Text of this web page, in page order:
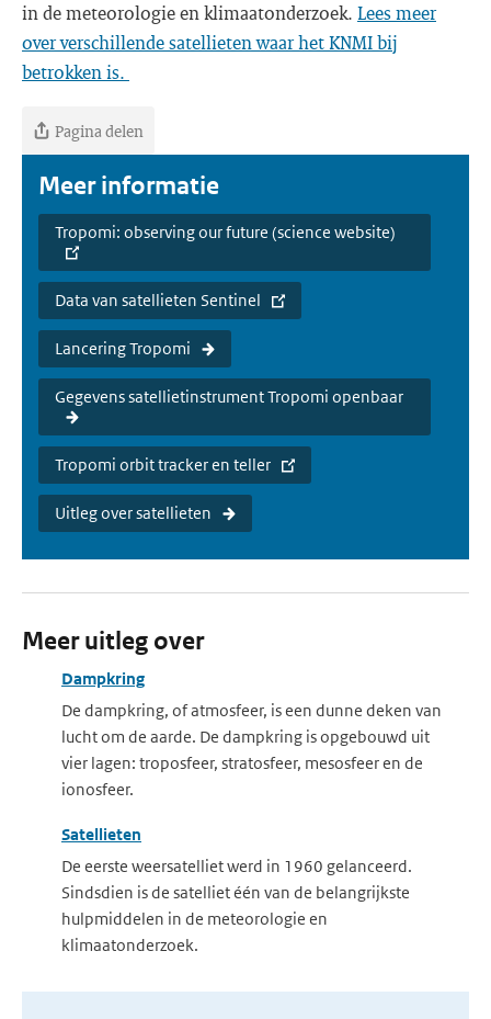
in de meteorologie en klimaatonderzoek. Lees meer
over verschillende satellieten waar het KNMI bij
betrokken is.
Pagina delen
Meer informatie
Tropomi: observing our future (science website)
Data van satellieten Sentinel
Lancering Tropomi
Gegevens satellietinstrument Tropomi openbaar
Tropomi orbit tracker en teller
Uitleg over satellieten
Meer uitleg over
Dampkring
De dampkring, of atmosfeer, is een dunne deken van
lucht om de aarde. De dampkring is opgebouwd uit
vier lagen: troposfeer, stratosfeer, mesosfeer en de
ionosfeer.
Satellieten
De eerste weersatelliet werd in 1960 gelanceerd.
Sindsdien is de satelliet één van de belangrijkste
hulpmiddelen in de meteorologie en
klimaatonderzoek.